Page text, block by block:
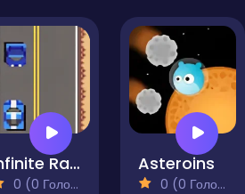
Infinite Racer
0 (0 Голосів)
Asteroins
0 (0 Голосів)